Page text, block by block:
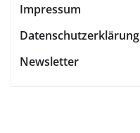
Impressum
Datenschutzerklärung
Newsletter